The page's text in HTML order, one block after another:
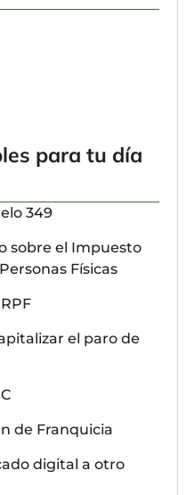
para tu día
349
sobre el Impuesto
Físicas
el paro de
de Franquicia
digital a otro